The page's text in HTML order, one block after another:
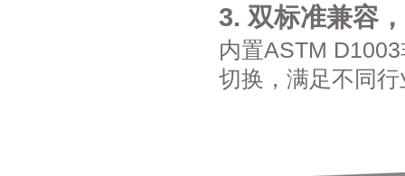
3. 双标准兼容
内置ASTM
切换，满足不同